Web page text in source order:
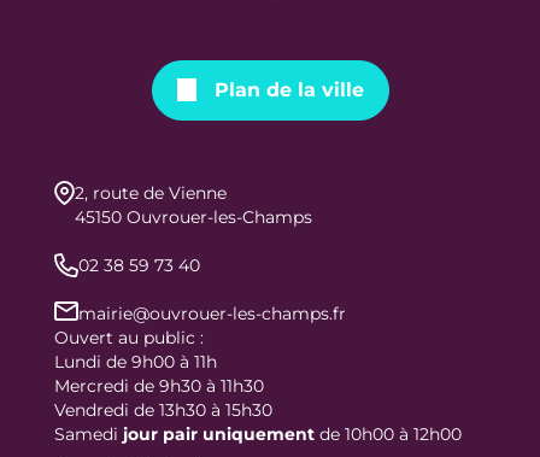
Plan de la ville
2, route de Vienne
45150 Ouvrouer-les-Champs
02 38 59 73 40
mairie@ouvrouer-les-champs.fr
Ouvert au public :
Lundi de 9h00 à 11h
Mercredi de 9h30 à 11h30
Vendredi de 13h30 à 15h30
Samedi jour pair uniquement de 10h00 à 12h00